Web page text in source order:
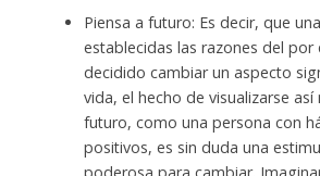
Piensa a futuro: Es decir, que
establecidas las razones del por
decidido cambiar un aspecto
vida, el hecho de visualizarse así
futuro, como una persona con
positivos, es sin duda una